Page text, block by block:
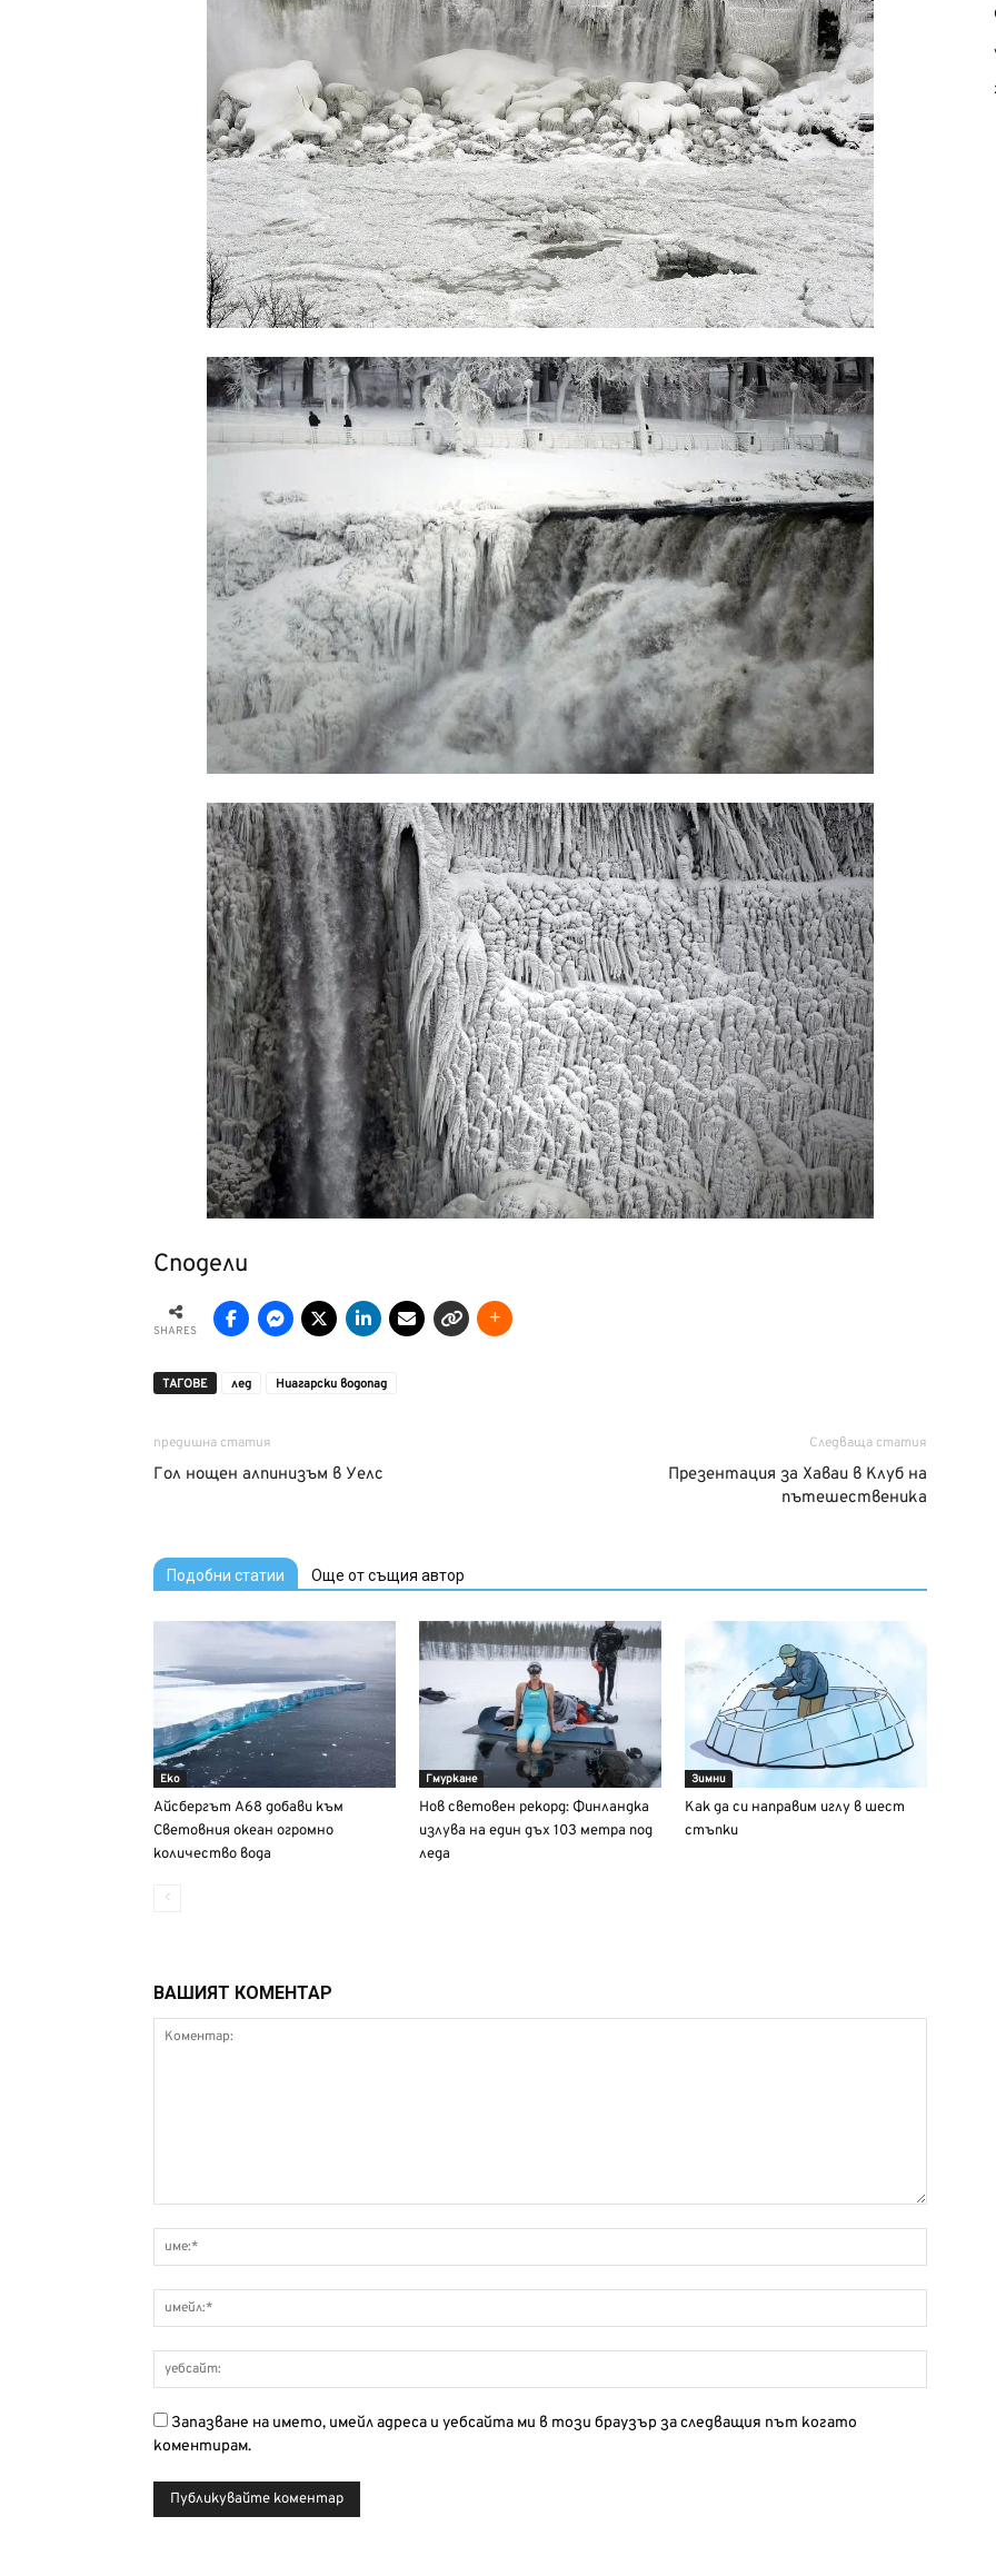
Сподели
SHARES
ТАГОВЕ лед Ниагарски водопад
предишна статия
Гол нощен алпинизъм в Уелс
Следваща статия
Презентация за Хаваи в Клуб на
пътешественика
Подобни статии Още от същия автор
Еко
Айсбергът А68 добави към
Световния океан огромно
количество вода
Гмуркане
Нов световен рекорд: Финландка
излува на един дъх 103 метра под
леда
Зимни
Как да си направим иглу в шест
стъпки
ВАШИЯТ КОМЕНТАР
Запазване на името, имейл адреса и уебсайта ми в този браузър за следващия път когато
коментирам.